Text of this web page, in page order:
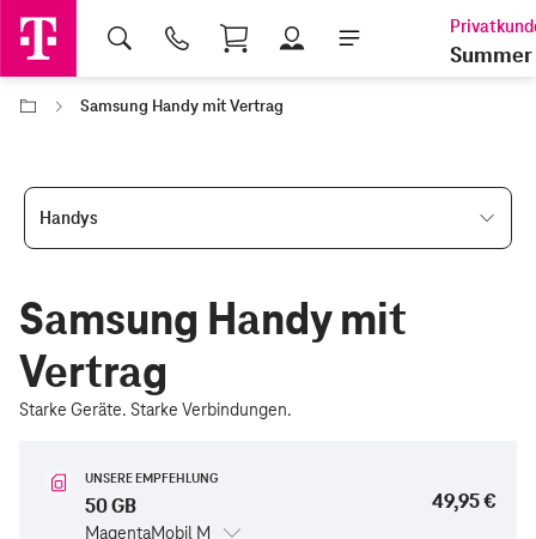
Shopping Cart
Summer
Samsung Handy mit Vertrag
Handys
Samsung Handy mit
Vertrag
Starke Geräte. Starke Verbindungen.
UNSERE EMPFEHLUNG
50 GB
MagentaMobil M
49,95 €